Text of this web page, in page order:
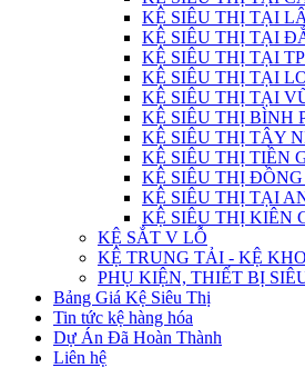
KỆ SIÊU THỊ TẠI
KỆ SIÊU THỊ TẠI
KỆ SIÊU THỊ TẠI
KỆ SIÊU THỊ TẠI
KỆ SIÊU THỊ TẠI
KỆ SIÊU THỊ BÌNH
KỆ SIÊU THỊ TÂY
KỆ SIÊU THỊ TIỀN
KỆ SIÊU THỊ
KỆ SIÊU THỊ TẠI
KỆ SIÊU THỊ KIÊN
KỆ SẮT V LỖ
KỆ TRUNG TẢI - KỆ
PHỤ KIỆN, THIẾT BỊ
Bảng Giá Kệ Siêu Thị
Tin tức kệ hàng hóa
Dự Án Đã Hoàn Thành
Liên hệ